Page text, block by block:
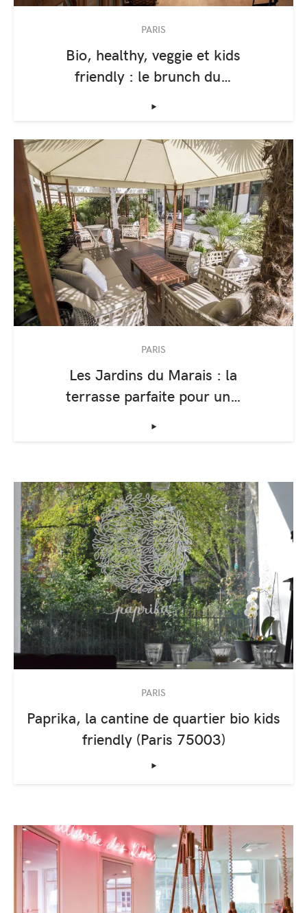
PARIS
Bio, healthy, veggie et kids
friendly : le brunch du…
‣
PARIS
Les Jardins du Marais : la
terrasse parfaite pour un…
‣
PARIS
Paprika, la cantine de quartier bio kids
friendly (Paris 75003)
‣